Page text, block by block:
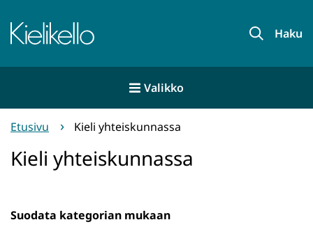
sisältöön
Etusivu Haku
Valikko
Etusivu Kieli yhteiskunnassa
Kieli yhteiskunnassa
Suodata kategorian mukaan